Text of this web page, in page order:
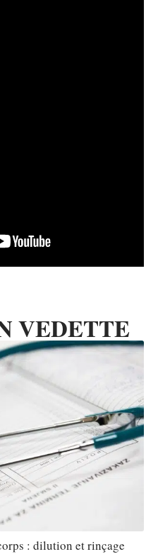
VEDETTE
: dilution et rinçage